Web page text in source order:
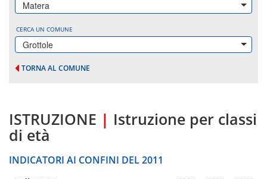
Matera
CERCA UN COMUNE
Grottole
TORNA AL COMUNE
ISTRUZIONE | Istruzione per classi
di età
INDICATORI AI CONFINI DEL 2011